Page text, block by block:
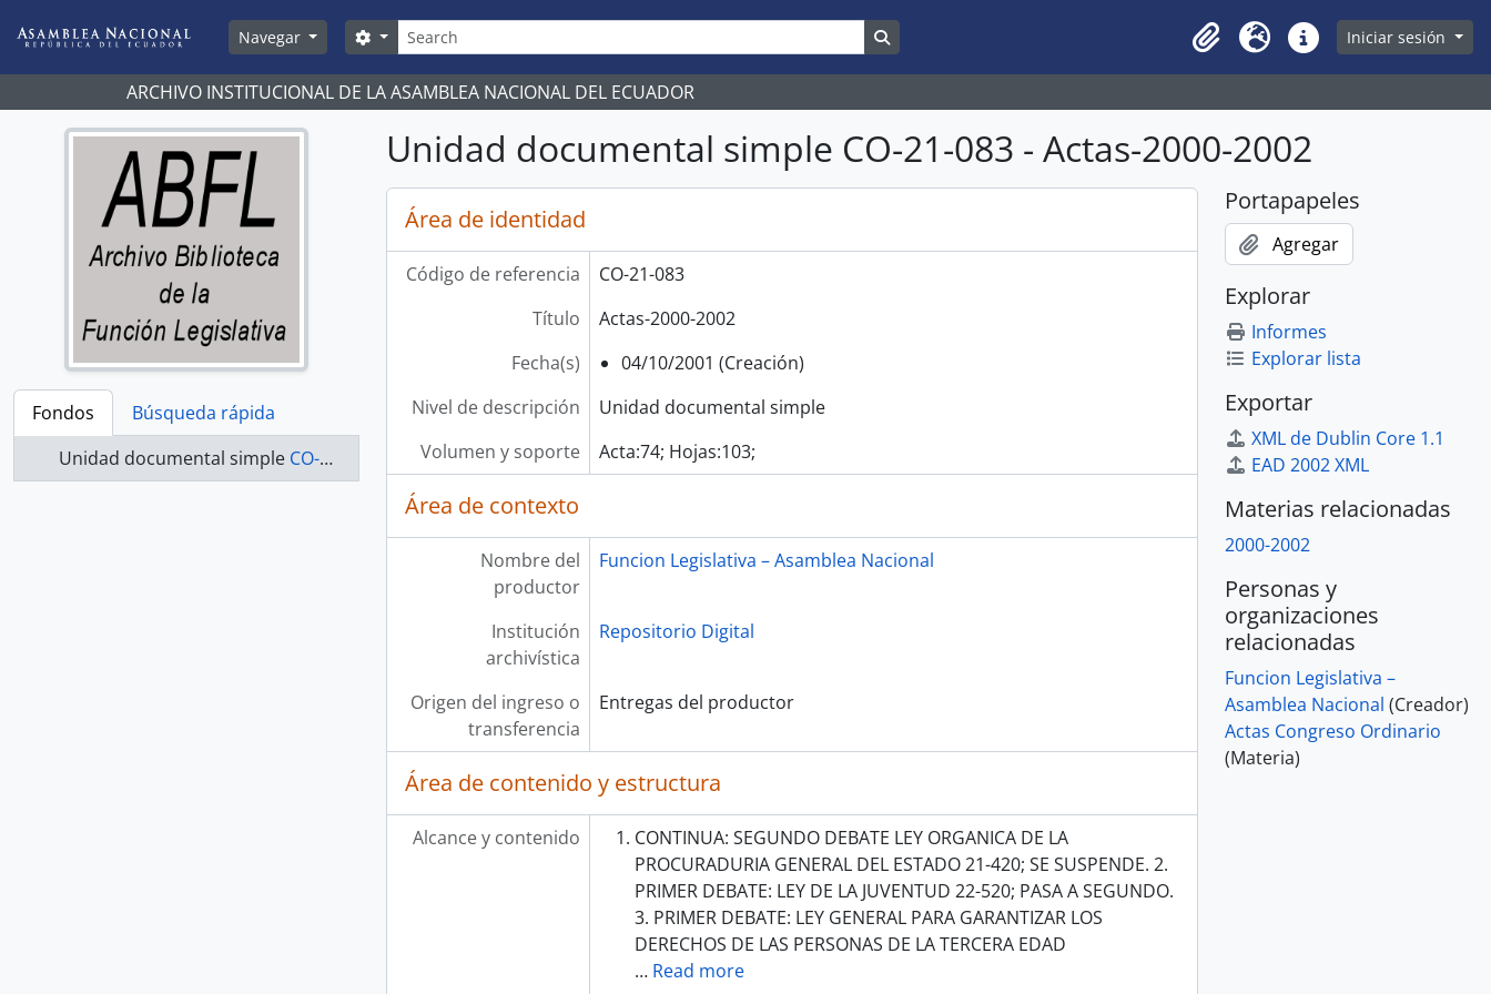
Navegar
Búsqueda
Search options
Clipboard
Idioma Enlaces rápidos
Iniciar sesión
ARCHIVO INSTITUCIONAL DE LA ASAMBLEA NACIONAL DEL ECUADOR
Fondos
Búsqueda rápida
Unidad documental simple CO-21-083 - Actas-2000-2002
Unidad documental simple CO-21-083 - Actas-2000-2002
Área de identidad
Código de referencia
CO-21-083
Título
Actas-2000-2002
Fecha(s)
04/10/2001 (Creación)
Nivel de descripción
Unidad documental simple
Volumen y soporte
Acta:74; Hojas:103;
Área de contexto
Nombre del
productor
Funcion Legislativa – Asamblea Nacional
Institución
archivística
Repositorio Digital
Origen del ingreso o
transferencia
Entregas del productor
Área de contenido y estructura
Alcance y contenido
CONTINUA: SEGUNDO DEBATE LEY ORGANICA DE LA
PROCURADURIA GENERAL DEL ESTADO 21-420; SE SUSPENDE. 2.
PRIMER DEBATE: LEY DE LA JUVENTUD 22-520; PASA A SEGUNDO.
3. PRIMER DEBATE: LEY GENERAL PARA GARANTIZAR LOS
DERECHOS DE LAS PERSONAS DE LA TERCERA EDAD
… Read more
Portapapeles
Agregar
Explorar
Informes
Explorar lista
Exportar
XML de Dublin Core 1.1
EAD 2002 XML
Materias relacionadas
2000-2002
Personas y
organizaciones
relacionadas
Funcion Legislativa –
Asamblea Nacional (Creador)
Actas Congreso Ordinario
(Materia)